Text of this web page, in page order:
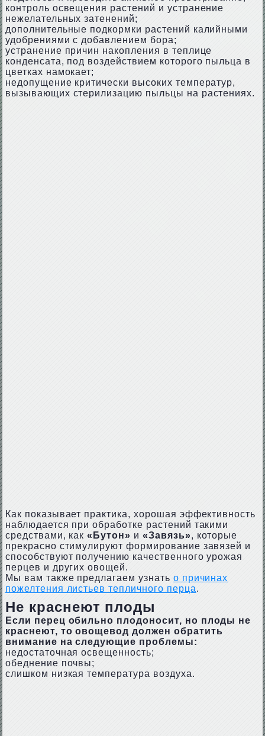
контроль освещения растений и устранение
нежелательных затенений;
дополнительные подкормки растений калийными
удобрениями с добавлением бора;
устранение причин накопления в теплице
конденсата, под воздействием которого пыльца в
цветках намокает;
недопущение критически высоких температур,
вызывающих стерилизацию пыльцы на растениях.
Как показывает практика, хорошая эффективность
наблюдается при обработке растений такими
средствами, как«Бутон» и «Завязь», которые
прекрасно стимулируют формирование завязей и
способствуют получению качественного урожая
перцев и других овощей.
Мы вам также предлагаем узнать о причинах
пожелтения листьев тепличного перца.
Не краснеют плоды
Если перец обильно плодоносит, но плоды не
краснеют, то овощевод должен обратить
внимание на следующие проблемы:
недостаточная освещенность;
обеднение почвы;
слишком низкая температура воздуха.